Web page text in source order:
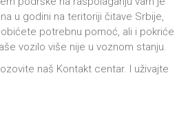
u godini na teritoriji čitave Srbije,
potrebnu pomoć, ali i pokriće
vozilo više nije u voznom stanju.
naš Kontakt centar. I uživajte